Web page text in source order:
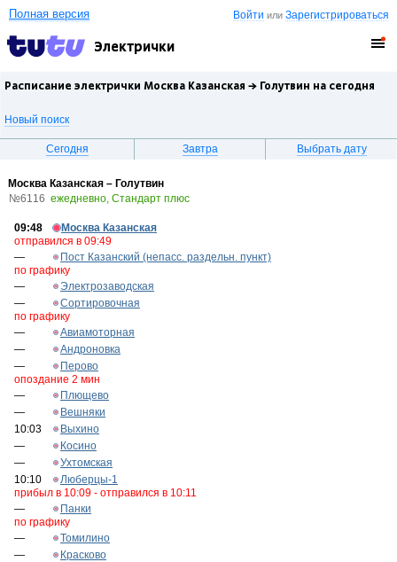
Войти илиЗарегистрироваться
Полная версия
Электрички
Расписание электрички Москва Казанская → Голутвин на сегодня
Новый поиск
Сегодня Завтра Выбрать дату
Москва Казанская – Голутвин
№6116 ежедневно, Стандарт плюс
09:48
Москва Казанская
отправился в 09:49
—
Пост Казанский (непасс. раздельн. пункт)
по графику
—
Электрозаводская
—
Сортировочная
по графику
—
Авиамоторная
—
Андроновка
—
Перово
опоздание 2 мин
—
Плющево
—
Вешняки
10:03
Выхино
—
Косино
—
Ухтомская
10:10
Люберцы-1
прибыл в 10:09 - отправился в 10:11
—
Панки
по графику
—
Томилино
—
Красково